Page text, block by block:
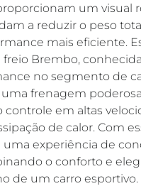
um visual
a reduzir o peso
mais eficiente.
Brembo,
no segmento de
frenagem
em altas
de calor. Com
uma experiência de
o conforto e
de um carro esportivo.